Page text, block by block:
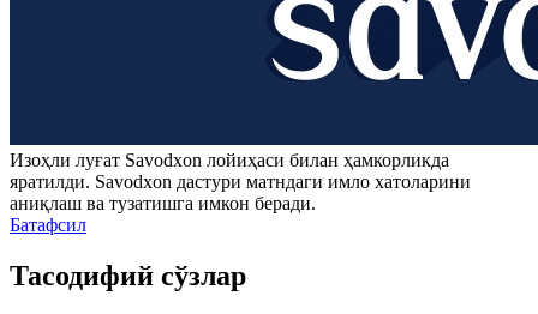
Изоҳли луғат Savodxon лойиҳаси билан ҳамкорликда
яратилди. Savodxon дастури матндаги имло хатоларини
аниқлаш ва тузатишга имкон беради.
Батафсил
Тасодифий сўзлар